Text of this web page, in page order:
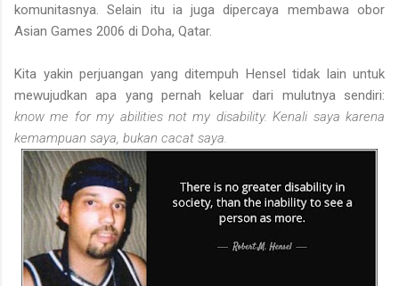
komunitasnya. Selain itu ia juga dipercaya membawa obor
Asian Games 2006 di Doha, Qatar.
Kita yakin perjuangan yang ditempuh Hensel tidak lain untuk
mewujudkan apa yang pernah keluar dari mulutnya sendiri:
know me for my abilities not my disability. Kenali saya karena
kemampuan saya, bukan cacat saya.